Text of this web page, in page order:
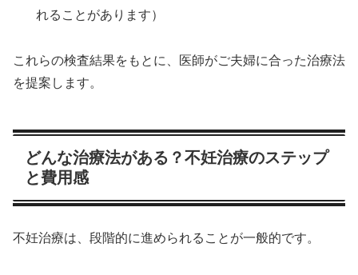
れることがあります）
これらの検査結果をもとに、医師がご夫婦に合った治療法
を提案します。
どんな治療法がある？不妊治療のステップ
と費用感
不妊治療は、段階的に進められることが一般的です。